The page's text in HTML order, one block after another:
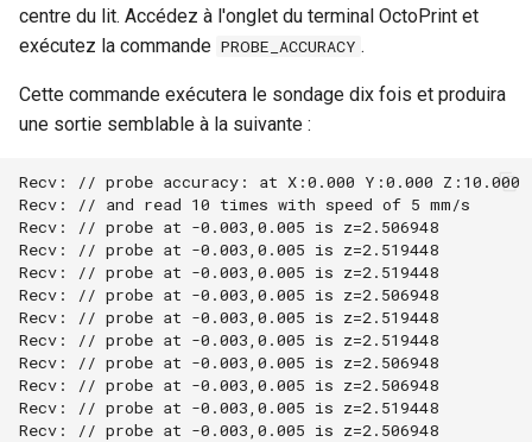
centre du lit. Accédez à l'onglet du terminal OctoPrint et
exécutez la commande PROBE_ACCURACY .
Cette commande exécutera le sondage dix fois et produira
une sortie semblable à la suivante :
Recv: // probe accuracy: at X:0.000 Y:0.000 Z:10.000
Recv: // and read 10 times with speed of 5 mm/s
Recv: // probe at -0.003,0.005 is z=2.506948
Recv: // probe at -0.003,0.005 is z=2.519448
Recv: // probe at -0.003,0.005 is z=2.519448
Recv: // probe at -0.003,0.005 is z=2.506948
Recv: // probe at -0.003,0.005 is z=2.519448
Recv: // probe at -0.003,0.005 is z=2.519448
Recv: // probe at -0.003,0.005 is z=2.506948
Recv: // probe at -0.003,0.005 is z=2.506948
Recv: // probe at -0.003,0.005 is z=2.519448
Recv: // probe at -0.003,0.005 is z=2.506948